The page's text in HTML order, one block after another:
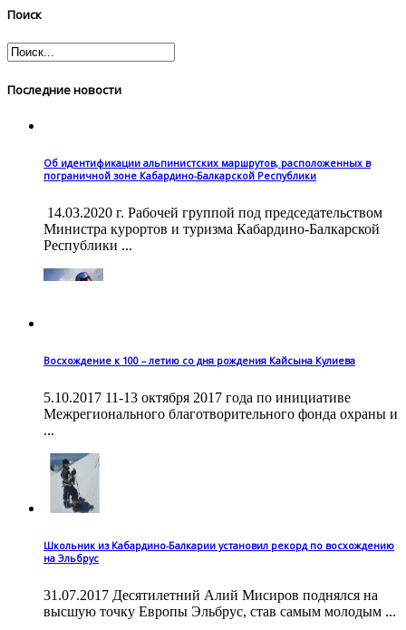
Поиск
Последние новости
Об идентификации альпинистских маршрутов, расположенных в
пограничной зоне Кабардино-Балкарской Республики
14.03.2020 г. Рабочей группой под председательством
Министра курортов и туризма Кабардино-Балкарской
Республики ...
Восхождение к 100 – летию со дня рождения Кайсына Кулиева
5.10.2017 11-13 октября 2017 года по инициативе
Межрегионального благотворительного фонда охраны и
...
Школьник из Кабардино-Балкарии установил рекорд по восхождению
на Эльбрус
31.07.2017 Десятилетний Алий Мисиров поднялся на
высшую точку Европы Эльбрус, став самым молодым ...